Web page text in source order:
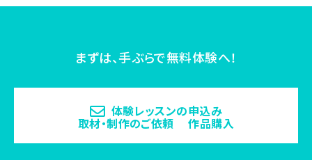
まずは、手ぶらで無料体験へ！
体験レッスンの申込み
取材・制作のご依頼 作品購入